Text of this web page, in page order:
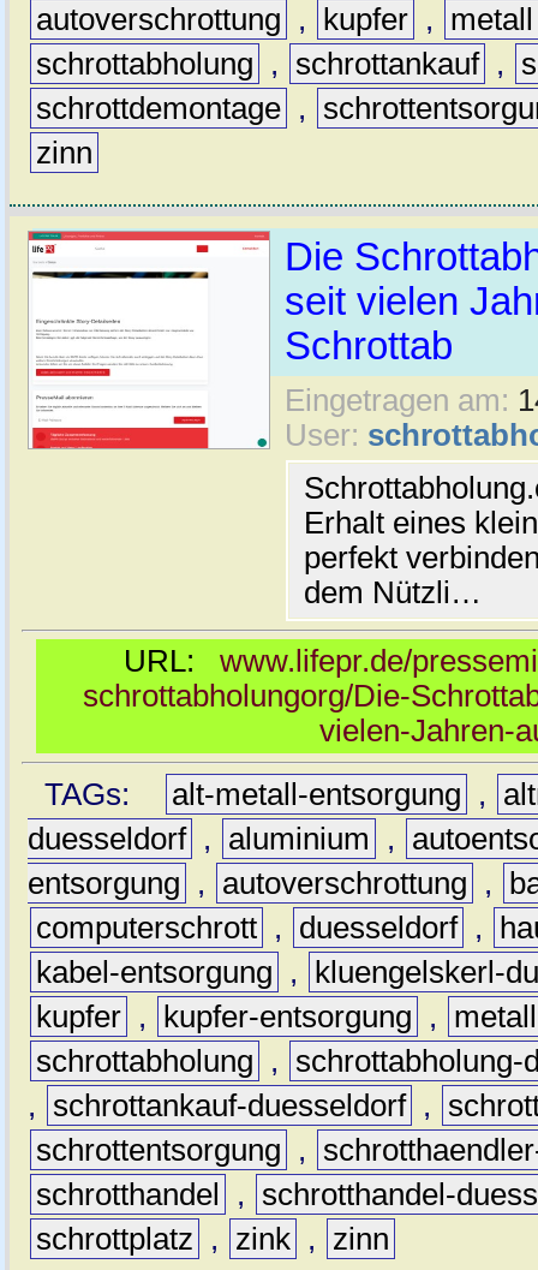
autoverschrottung
, kupfer ,
metall
schrottabholung
, schrottankauf ,
schrottdemontage ,
zinn
Die
seit vielen
Schrottab
Eingetragen am:
User:
Erhalt eines
perfekt
dem Nützli…
URL: www.lifepr.de/
schrottabholungorg/Die-
vielen-Jahren-
TAGs:
alt-metall-entsorgung ,
duesseldorf , aluminium ,
entsorgung
, autoverschrottung ,
computerschrott , duesseldorf ,
kabel-entsorgung
,
kluengelskerl-
kupfer , kupfer-entsorgung ,
metall
schrottabholung
,
schrottabholung-
,
schrottankauf-duesseldorf ,
schrottentsorgung
,
schrotthandel
,
schrotthandel-
schrottplatz
, zink , zinn